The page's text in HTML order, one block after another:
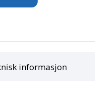
informasjon